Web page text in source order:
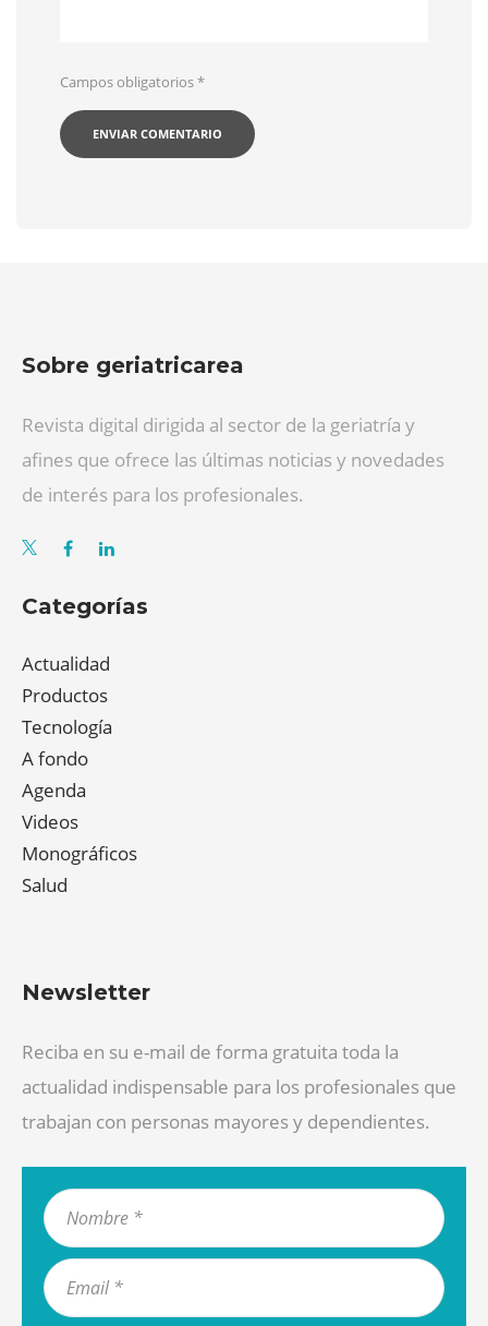
Campos obligatorios*
Sobre geriatricarea
Revista digital dirigida al sector de la geriatría y
afines que ofrece las últimas noticias y novedades
de interés para los profesionales.
Categorías
Actualidad
Productos
Tecnología
A fondo
Agenda
Videos
Monográficos
Salud
Newsletter
Reciba en su e-mail de forma gratuita toda la
actualidad indispensable para los profesionales que
trabajan con personas mayores y dependientes.